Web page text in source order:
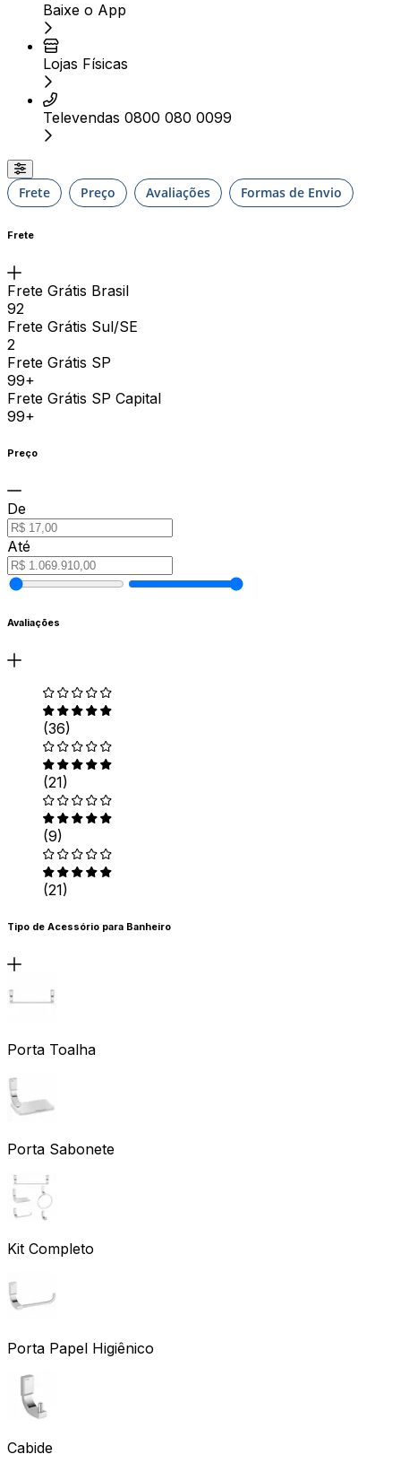
Baixe o App
Lojas Físicas
Televendas 0800 080 0099
Frete Preço Avaliações Formas de Envio
Frete
Frete Grátis Brasil
92
Frete Grátis Sul/SE
2
Frete Grátis SP
99+
Frete Grátis SP Capital
99+
Preço
De
Até
Avaliações
(36)
(21)
(9)
(21)
Tipo de Acessório para Banheiro
Porta Toalha
Porta Sabonete
Kit Completo
Porta Papel Higiênico
Cabide